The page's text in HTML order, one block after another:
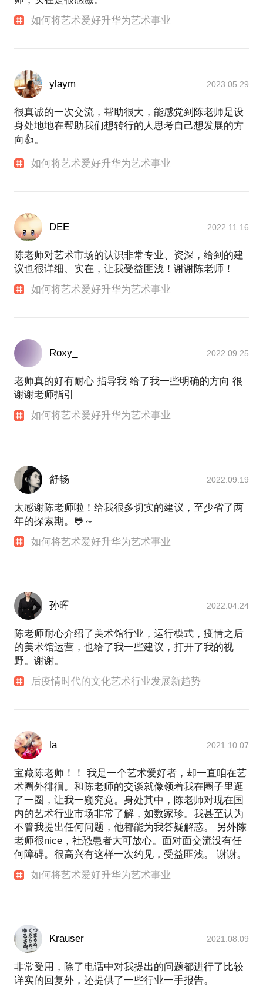
如何将艺术爱好升华为艺术事业
ylaym 2023.05.29
很真诚的一次交流，帮助很大，能感觉到陈老师是设
身处地地在帮助我们想转行的人思考自己想发展的方
向👍。
如何将艺术爱好升华为艺术事业
DEE 2022.11.16
陈老师对艺术市场的认识非常专业、资深，给到的建
议也很详细、实在，让我受益匪浅！谢谢陈老师！
如何将艺术爱好升华为艺术事业
Roxy_ 2022.09.25
老师真的好有耐心 指导我 给了我一些明确的方向 很
谢谢老师指引
如何将艺术爱好升华为艺术事业
舒畅 2022.09.19
太感谢陈老师啦！给我很多切实的建议，至少省了两
年的探索期。🐸～
如何将艺术爱好升华为艺术事业
孙晖 2022.04.24
陈老师耐心介绍了美术馆行业，运行模式，疫情之后
的美术馆运营，也给了我一些建议，打开了我的视
野。谢谢。
后疫情时代的文化艺术行业发展新趋势
la 2021.10.07
宝藏陈老师！！ 我是一个艺术爱好者，却一直咱在艺
术圈外徘徊。和陈老师的交谈就像领着我在圈子里逛
了一圈，让我一窥究竟。身处其中，陈老师对现在国
内的艺术行业市场非常了解，如数家珍。我甚至认为
不管我提出任何问题，他都能为我答疑解惑。 另外陈
老师很nice，社恐患者大可放心。面对面交流没有任
何障碍。很高兴有这样一次约见，受益匪浅。 谢谢。
如何将艺术爱好升华为艺术事业
Krauser 2021.08.09
非常受用，除了电话中对我提出的问题都进行了比较
详实的回复外，还提供了一些行业一手报告。